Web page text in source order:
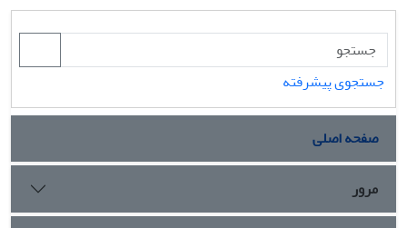
جستجوی پیشرفته
صفحه اصلی
مرور